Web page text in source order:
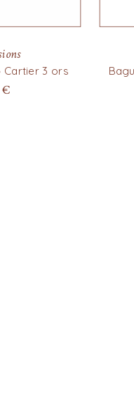
Cartier 3 ors
€